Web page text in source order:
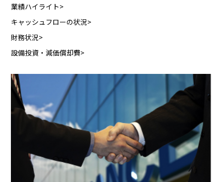
業績ハイライト
キャッシュフローの状況
財務状況
設備投資・減価償却費